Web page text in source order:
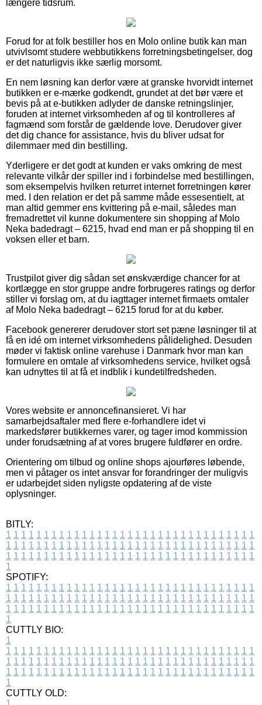
længere tidsrum.
Forud for at folk bestiller hos en Molo online butik kan man
utvivlsomt studere webbutikkens forretningsbetingelser, dog
er det naturligvis ikke særlig morsomt.
En nem løsning kan derfor være at granske hvorvidt internet
butikken er e-mærke godkendt, grundet at det bør være et
bevis på at e-butikken adlyder de danske retningslinjer,
foruden at internet virksomheden af og til kontrolleres af
fagmænd som forstår de gældende love. Derudover giver
det dig chance for assistance, hvis du bliver udsat for
dilemmaer med din bestilling.
Yderligere er det godt at kunden er vaks omkring de mest
relevante vilkår der spiller ind i forbindelse med bestillingen,
som eksempelvis hvilken returret internet forretningen kører
med. I den relation er det på samme måde essesentielt, at
man altid gemmer ens kvittering på e-mail, således man
fremadrettet vil kunne dokumentere sin shopping af Molo
Neka badedragt – 6215, hvad end man er på shopping til en
voksen eller et barn.
Trustpilot giver dig sådan set ønskværdige chancer for at
kortlægge en stor gruppe andre forbrugeres ratings og derfor
stiller vi forslag om, at du iagttager internet firmaets omtaler
af Molo Neka badedragt – 6215 forud for at du køber.
Facebook genererer derudover stort set pæne løsninger til at
få en idé om internet virksomhedens pålidelighed. Desuden
møder vi faktisk online varehuse i Danmark hvor man kan
formulere en omtale af virksomhedens service, hvilket også
kan udnyttes til at få et indblik i kundetilfredsheden.
Vores website er annoncefinansieret. Vi har
samarbejdsaftaler med flere e-forhandlere idet vi
markedsfører butikkernes varer, og tager imod kommission
under forudsætning af at vores brugere fuldfører en ordre.
Orientering om tilbud og online shops ajourføres løbende,
men vi påtager os intet ansvar for forandringer der muligvis
er udarbejdet siden nyligste opdatering af de viste
oplysninger.
BITLY:
1 1 1 1 1 1 1 1 1 1 1 1 1 1 1 1 1 1 1 1 1 1 1 1 1 1 1 1 1 1 1 1 1
1 1 1 1 1 1 1 1 1 1 1 1 1 1 1 1 1 1 1 1 1 1 1 1 1 1 1 1 1 1 1 1 1
1 1 1 1 1 1 1 1 1 1 1 1 1 1 1 1 1 1 1 1 1 1 1 1 1 1 1 1 1 1 1 1 1
1
SPOTIFY:
1 1 1 1 1 1 1 1 1 1 1 1 1 1 1 1 1 1 1 1 1 1 1 1 1 1 1 1 1 1 1 1 1
1 1 1 1 1 1 1 1 1 1 1 1 1 1 1 1 1 1 1 1 1 1 1 1 1 1 1 1 1 1 1 1 1
1 1 1 1 1 1 1 1 1 1 1 1 1 1 1 1 1 1 1 1 1 1 1 1 1 1 1 1 1 1 1 1 1
1
CUTTLY BIO:
1
1 1 1 1 1 1 1 1 1 1 1 1 1 1 1 1 1 1 1 1 1 1 1 1 1 1 1 1 1 1 1 1 1
1 1 1 1 1 1 1 1 1 1 1 1 1 1 1 1 1 1 1 1 1 1 1 1 1 1 1 1 1 1 1 1 1
1 1 1 1 1 1 1 1 1 1 1 1 1 1 1 1 1 1 1 1 1 1 1 1 1 1 1 1 1 1 1 1 1
1
CUTTLY OLD: